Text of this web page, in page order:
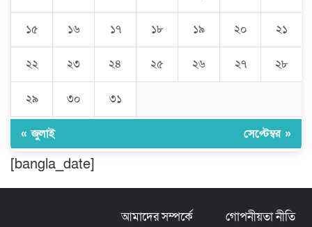
বিশ্বনাথে ‘প্রবাসী ওয়েলফেয়ার
গ্রেফতার ১ সিল-স্টাম্প প্যাড জব্দ।
ফেন্সিডিল ও ৩২ হাজার টাকা উদ্ধার, আটক ১
১৫ ১৬ ১৭ ১৮ ১৯ ২০ ২১
২২ ২৩ ২৪ ২৫ ২৬ ২৭ ২৮
২৯ ৩০ ৩১
« জুলাই সেপ্টেম্বর »
[bangla_date]
আমাদের সম্পর্কে গোপনীয়তা নীতি